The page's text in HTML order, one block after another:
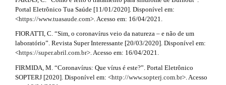
_
m
s
i
e
.
d
e
Portal Eletrônico Tua Saúde [11/01/2020]. Disponível em:
<https://www.tuasaude.com>. Acesso em: 16/04/2021.
FIORATTI, C. “Sim, o coronavírus veio da natureza – e não de um
laboratório”. Revista Super Interessante [20/03/2020]. Disponível em:
<https://super.abril.com.br>. Acesso em: 16/04/2021.
FIRMIDA, M. “Coronavírus: Que vírus é este?”. Portal Eletrônico
SOPTERJ [2020]. Disponível em: <http://www.sopterj.com.br>. Acesso